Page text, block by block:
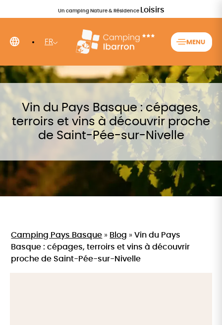
Un camping Nature & Résidence Loisirs
FR MENU
Vin du Pays Basque : cépages,
terroirs et vins à découvrir proche
de Saint-Pée-sur-Nivelle
Camping Pays Basque » Blog »Vin du Pays
Basque : cépages, terroirs et vins à découvrir
proche de Saint-Pée-sur-Nivelle